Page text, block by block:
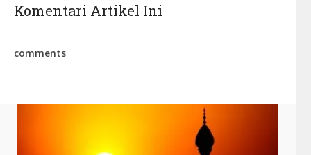
Komentari Artikel Ini
comments